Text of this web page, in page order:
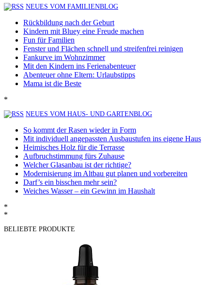
NEUES VOM FAMILIENBLOG
Rückbildung nach der Geburt
Kindern mit Bluey eine Freude machen
Fun für Familien
Fenster und Flächen schnell und streifenfrei reinigen
Fankurve im Wohnzimmer
Mit den Kindern ins Ferienabenteuer
Abenteuer ohne Eltern: Urlaubstipps
Mama ist die Beste
*
NEUES VOM HAUS- UND GARTENBLOG
So kommt der Rasen wieder in Form
Mit individuell angepassten Ausbaustufen ins eigene Haus
Heimisches Holz für die Terrasse
Aufbruchstimmung fürs Zuhause
Welcher Glasanbau ist der richtige?
Modernisierung im Altbau gut planen und vorbereiten
Darf’s ein bisschen mehr sein?
Weiches Wasser – ein Gewinn im Haushalt
*
*
BELIEBTE PRODUKTE